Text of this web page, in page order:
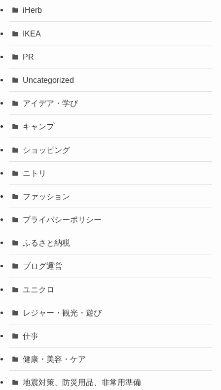
iHerb
IKEA
PR
Uncategorized
アイデア・学び
キャンプ
ショッピング
ニトリ
ファッション
プライバシーポリシー
ふるさと納税
ブログ運営
ユニクロ
レジャー・観光・遊び
仕事
健康・美容・ケア
地震対策、防災用品、非常用準備